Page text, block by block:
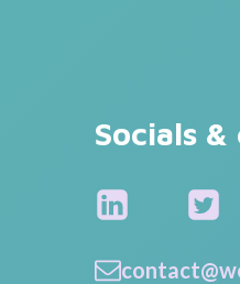
Socials